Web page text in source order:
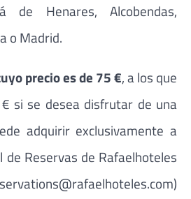
de Henares, Alcobendas,
o Madrid.
precio es de 75 €, a los que
si se desea disfrutar de una
adquirir exclusivamente a
Reservas de Rafaelhoteles